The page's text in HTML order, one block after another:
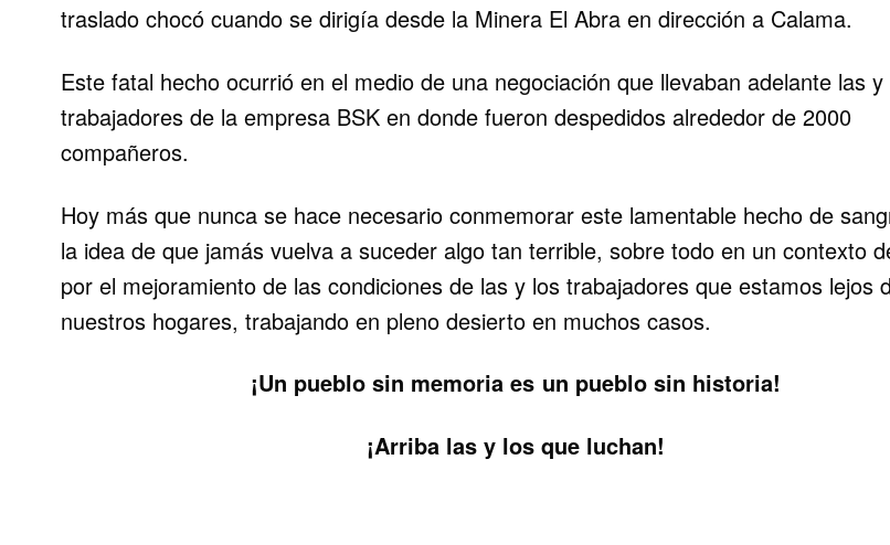
traslado chocó cuando se dirigía desde la Minera El Abra en dirección a Calama.
Este fatal hecho ocurrió en el medio de una negociación que llevaban adelante las y
trabajadores de la empresa BSK en donde fueron despedidos alrededor de 2000
compañeros.
Hoy más que nunca se hace necesario conmemorar este lamentable hecho de
la idea de que jamás vuelva a suceder algo tan terrible, sobre todo en un contexto
por el mejoramiento de las condiciones de las y los trabajadores que estamos lejos
nuestros hogares, trabajando en pleno desierto en muchos casos.
¡Un pueblo sin memoria es un pueblo sin historia!
¡Arriba las y los que luchan!